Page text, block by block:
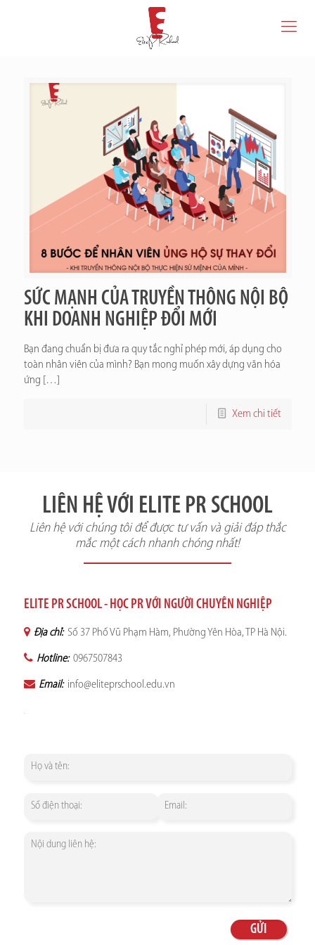
SỨC MẠNH CỦA TRUYỀN THÔNG NỘI BỘ
KHI DOANH NGHIỆP ĐỔI MỚI
Bạn đang chuẩn bị đưa ra quy tắc nghỉ phép mới, áp dụng cho
toàn nhân viên của mình? Bạn mong muốn xây dựng văn hóa
ứng […]
Xem chi tiết
LIÊN HỆ VỚI ELITE PR SCHOOL
Liên hệ với chúng tôi để được tư vấn và giải đáp thắc
mắc một cách nhanh chóng nhất!
ELITE PR SCHOOL - HỌC PR VỚI NGƯỜI CHUYÊN NGHIỆP
Địa chỉ: Số 37 Phố Vũ Phạm Hàm, Phường Yên Hòa, TP Hà Nội.
Hotline: 0967507843
Email: info@eliteprschool.edu.vn